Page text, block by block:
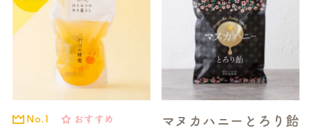
No.1 おすすめ マヌカハニーとろり飴